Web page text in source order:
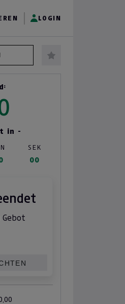
LOGIN
in -
SEK
00
Gebot